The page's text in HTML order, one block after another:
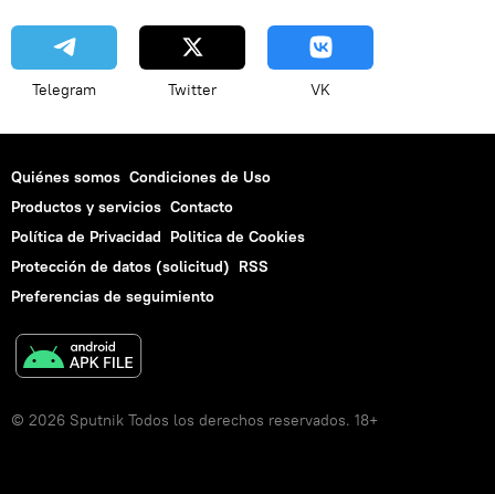
Telegram Twitter VK
Quiénes somos Condiciones de Uso
Productos y servicios Contacto
Política de Privacidad Politica de Cookies
Protección de datos (solicitud) RSS
Preferencias de seguimiento
© 2026 Sputnik Todos los derechos reservados. 18+